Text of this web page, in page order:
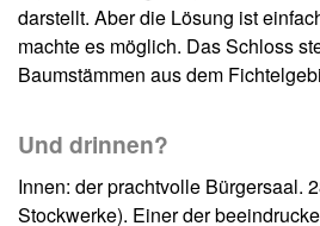
darstellt. Aber die Lösung ist
machte es möglich. Das Schloss
Baumstämmen aus dem
Und drinnen?
Innen: der prachtvolle Bürgersaal.
Stockwerke). Einer der